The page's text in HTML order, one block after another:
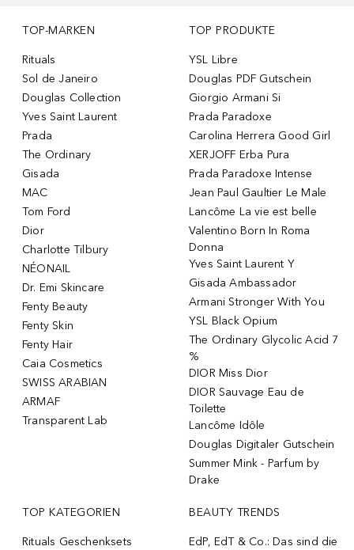
TOP-MARKEN
Rituals
Sol de Janeiro
Douglas Collection
Yves Saint Laurent
Prada
The Ordinary
Gisada
MAC
Tom Ford
Dior
Charlotte Tilbury
NÉONAIL
Dr. Emi Skincare
Fenty Beauty
Fenty Skin
Fenty Hair
Caia Cosmetics
SWISS ARABIAN
ARMAF
Transparent Lab
TOP PRODUKTE
YSL Libre
Douglas PDF Gutschein
Giorgio Armani Si
Prada Paradoxe
Carolina Herrera Good Girl
XERJOFF Erba Pura
Prada Paradoxe Intense
Jean Paul Gaultier Le Male
Lancôme La vie est belle
Valentino Born In Roma
Donna
Yves Saint Laurent Y
Gisada Ambassador
Armani Stronger With You
YSL Black Opium
The Ordinary Glycolic Acid 7
%
DIOR Miss Dior
DIOR Sauvage Eau de
Toilette
Lancôme Idôle
Douglas Digitaler Gutschein
Summer Mink - Parfum by
Drake
TOP KATEGORIEN
Rituals Geschenksets
BEAUTY TRENDS
EdP, EdT & Co.: Das sind die